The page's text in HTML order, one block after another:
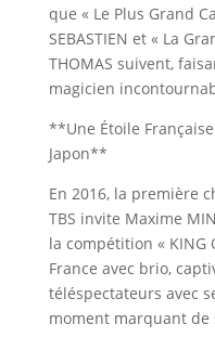
que « Le Plus Grand
SEBASTIEN et « La
THOMAS suivent,
magicien
**Une Étoile Française
Japon**
En 2016, la première
TBS invite Maxime
la compétition « KING
France avec brio,
téléspectateurs avec
moment marquant